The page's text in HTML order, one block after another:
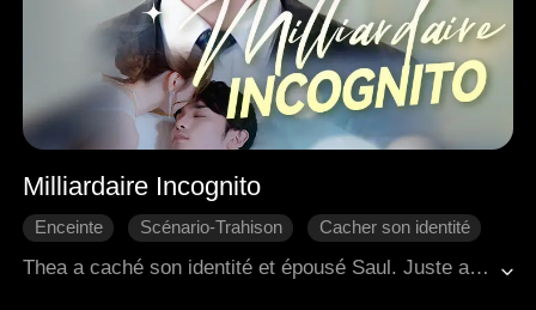
Milliardaire Incognito
Enceinte Scénario-Trahison
Cacher son identité
L'amour dur
PDG
Thea a caché son identité et épousé Saul. Juste au moment où elle s'apprêtait à lui annoncer qu'elle était enceinte et impliquée dans un projet majeur, elle a été témoin de Saul accompagnant Zoe à une échographie prénatale. Le cœur brisé, elle est rentrée chez elle, pour faire face aux mots acerbes et jugements de sa belle-mère, ce qui a dégénéré en une dispute intense. Au milieu du conflit, Thea a tragiquement subi une fausse couche. Dévastée tant physiquement qu'émotionnellement, elle a perdu tout espoir et a demandé le divorce.<br>Après avoir traversé une série d'événements tumultueux, Saul a fini par faire le point sur ses véritables sentiments et a décidé de reconquérir Thea. Pendant ce temps, Thea, ayant été sauvée par les interventions opportunes de Saul lors de situations menaçantes pour sa vie, a lentement commencé à guérir de sa douleur et a trouvé en elle la capacité de lui pardonner. À la fin, les deux se sont réconciliés et ont décidé de reconstruire leur relation avec un engagement renouvelé.